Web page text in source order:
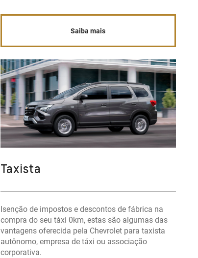
Saiba mais
Taxista
Isenção de impostos e descontos de fábrica na
compra do seu táxi 0km, estas são algumas das
vantagens oferecida pela Chevrolet para taxista
autônomo, empresa de táxi ou associação
corporativa.